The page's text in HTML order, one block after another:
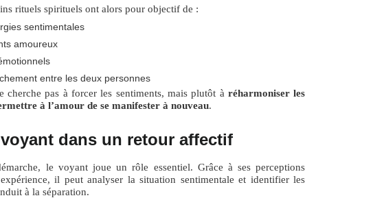
rituels spirituels ont alors pour objectif de :
sentimentales
amoureux
entre les deux personnes
cherche pas à forcer les sentiments, mais plutôt à réharmoniser les
à l’amour de se manifester à nouveau.
dans un retour affectif
le voyant joue un rôle essentiel. Grâce à ses perceptions
il peut analyser la situation sentimentale et identifier les
à la séparation.